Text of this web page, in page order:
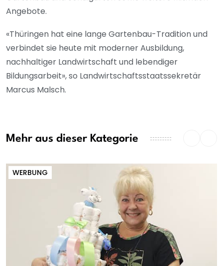
Angebote.
«Thüringen hat eine lange Gartenbau-Tradition und
verbindet sie heute mit moderner Ausbildung,
nachhaltiger Landwirtschaft und lebendiger
Bildungsarbeit», so Landwirtschaftsstaatssekretär
Marcus Malsch.
Mehr aus dieser Kategorie
WERBUNG